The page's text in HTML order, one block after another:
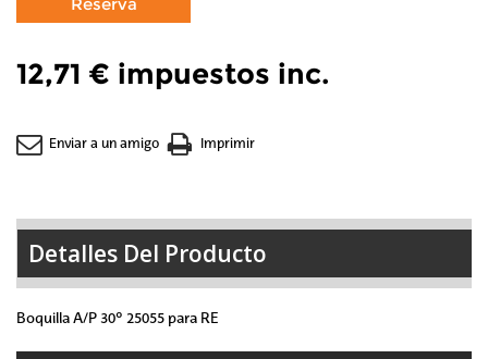
12,71 € impuestos inc.
Enviar a un amigo Imprimir
Detalles Del Producto
Boquilla A/P 30º 25055 para RE